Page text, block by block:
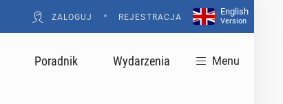
ZALOGUJ • REJESTRACJA
English
Version
Poradnik Wydarzenia Menu